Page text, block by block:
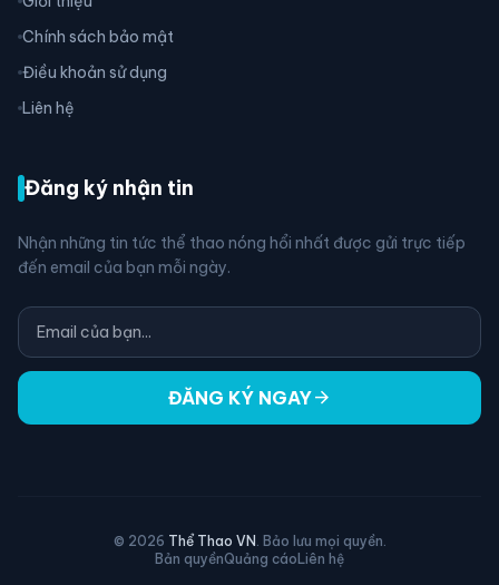
Chính sách bảo mật
Điều khoản sử dụng
Liên hệ
Đăng ký nhận tin
Nhận những tin tức thể thao nóng hổi nhất được gửi trực tiếp
đến email của bạn mỗi ngày.
ĐĂNG KÝ NGAYarrow_forward
© 2026 Thể Thao VN . Bảo lưu mọi quyền.
Bản quyềnQuảng cáoLiên hệ